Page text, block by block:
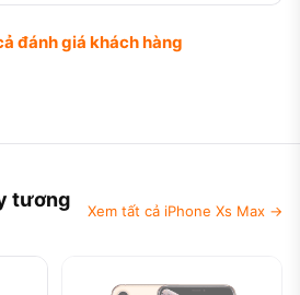
đánh giá khách hàng
tương
Xem tất cả iPhone Xs Max →